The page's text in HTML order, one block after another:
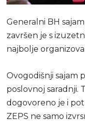
Generalni BH
završen je s
najbolje
Ovogodišnji sajam
poslovnoj saradnji.
dogovoreno je i
ZEPS ne samo